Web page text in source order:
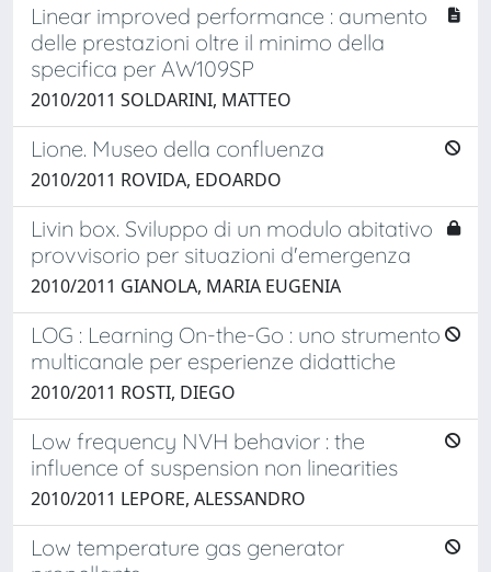
Linear improved performance : aumento
delle prestazioni oltre il minimo della
specifica per AW109SP
2010/2011 SOLDARINI, MATTEO
Lione. Museo della confluenza
2010/2011 ROVIDA, EDOARDO
Livin box. Sviluppo di un modulo abitativo
provvisorio per situazioni d'emergenza
2010/2011 GIANOLA, MARIA EUGENIA
LOG : Learning On-the-Go : uno strumento
multicanale per esperienze didattiche
2010/2011 ROSTI, DIEGO
Low frequency NVH behavior : the
influence of suspension non linearities
2010/2011 LEPORE, ALESSANDRO
Low temperature gas generator